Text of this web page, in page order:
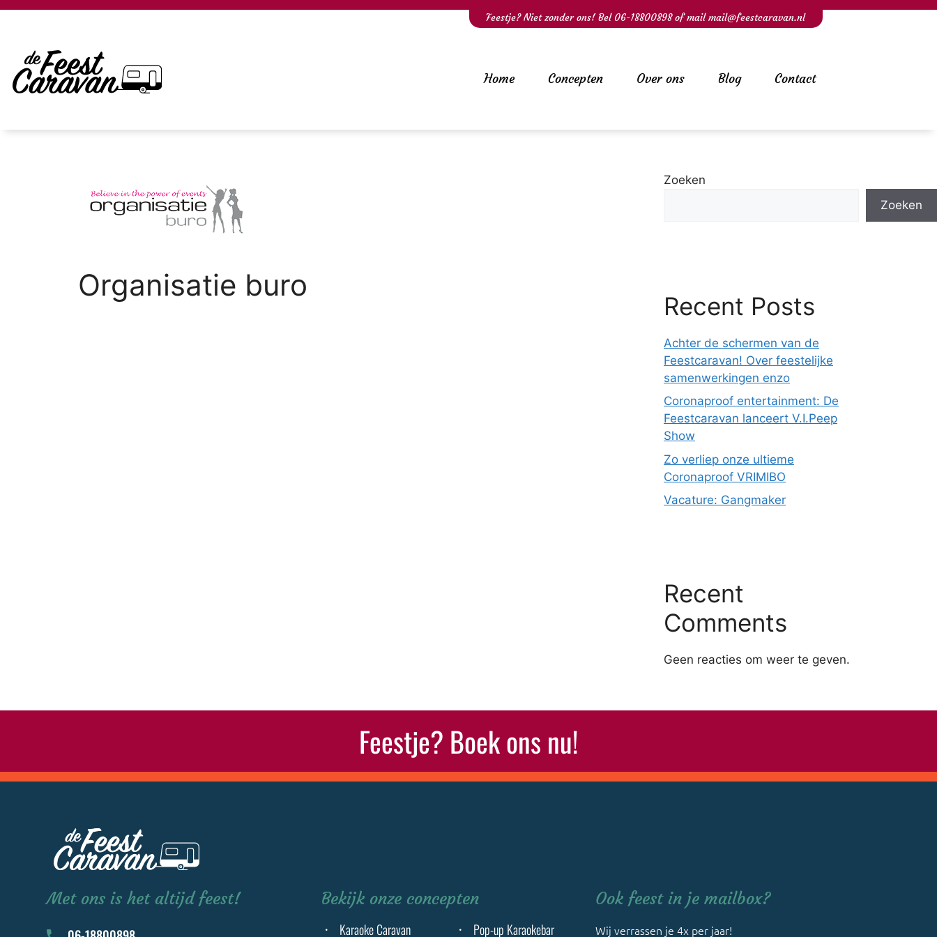
Feestje? Niet zonder ons! Bel 06-18800898of mailmail@feestcaravan.nl
Home Concepten Over ons Blog Contact
Organisatie buro
Zoeken
Zoeken
Recent Posts
Achter de schermen van de
Feestcaravan! Over feestelijke
samenwerkingen enzo
Coronaproof entertainment: De
Feestcaravan lanceert V.I.Peep
Show
Zo verliep onze ultieme
Coronaproof VRIMIBO
Vacature: Gangmaker
Recent
Comments
Geen reacties om weer te geven.
Feestje? Boek ons nu!
Met ons is het altijd feest! Bekijk onze concepten
Karaoke Caravan Pop-up Karaokebar
Ook feest in je mailbox?
Wij verrassen je 4x per jaar!